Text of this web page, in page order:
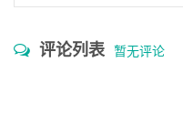
评论列表 暂无评论